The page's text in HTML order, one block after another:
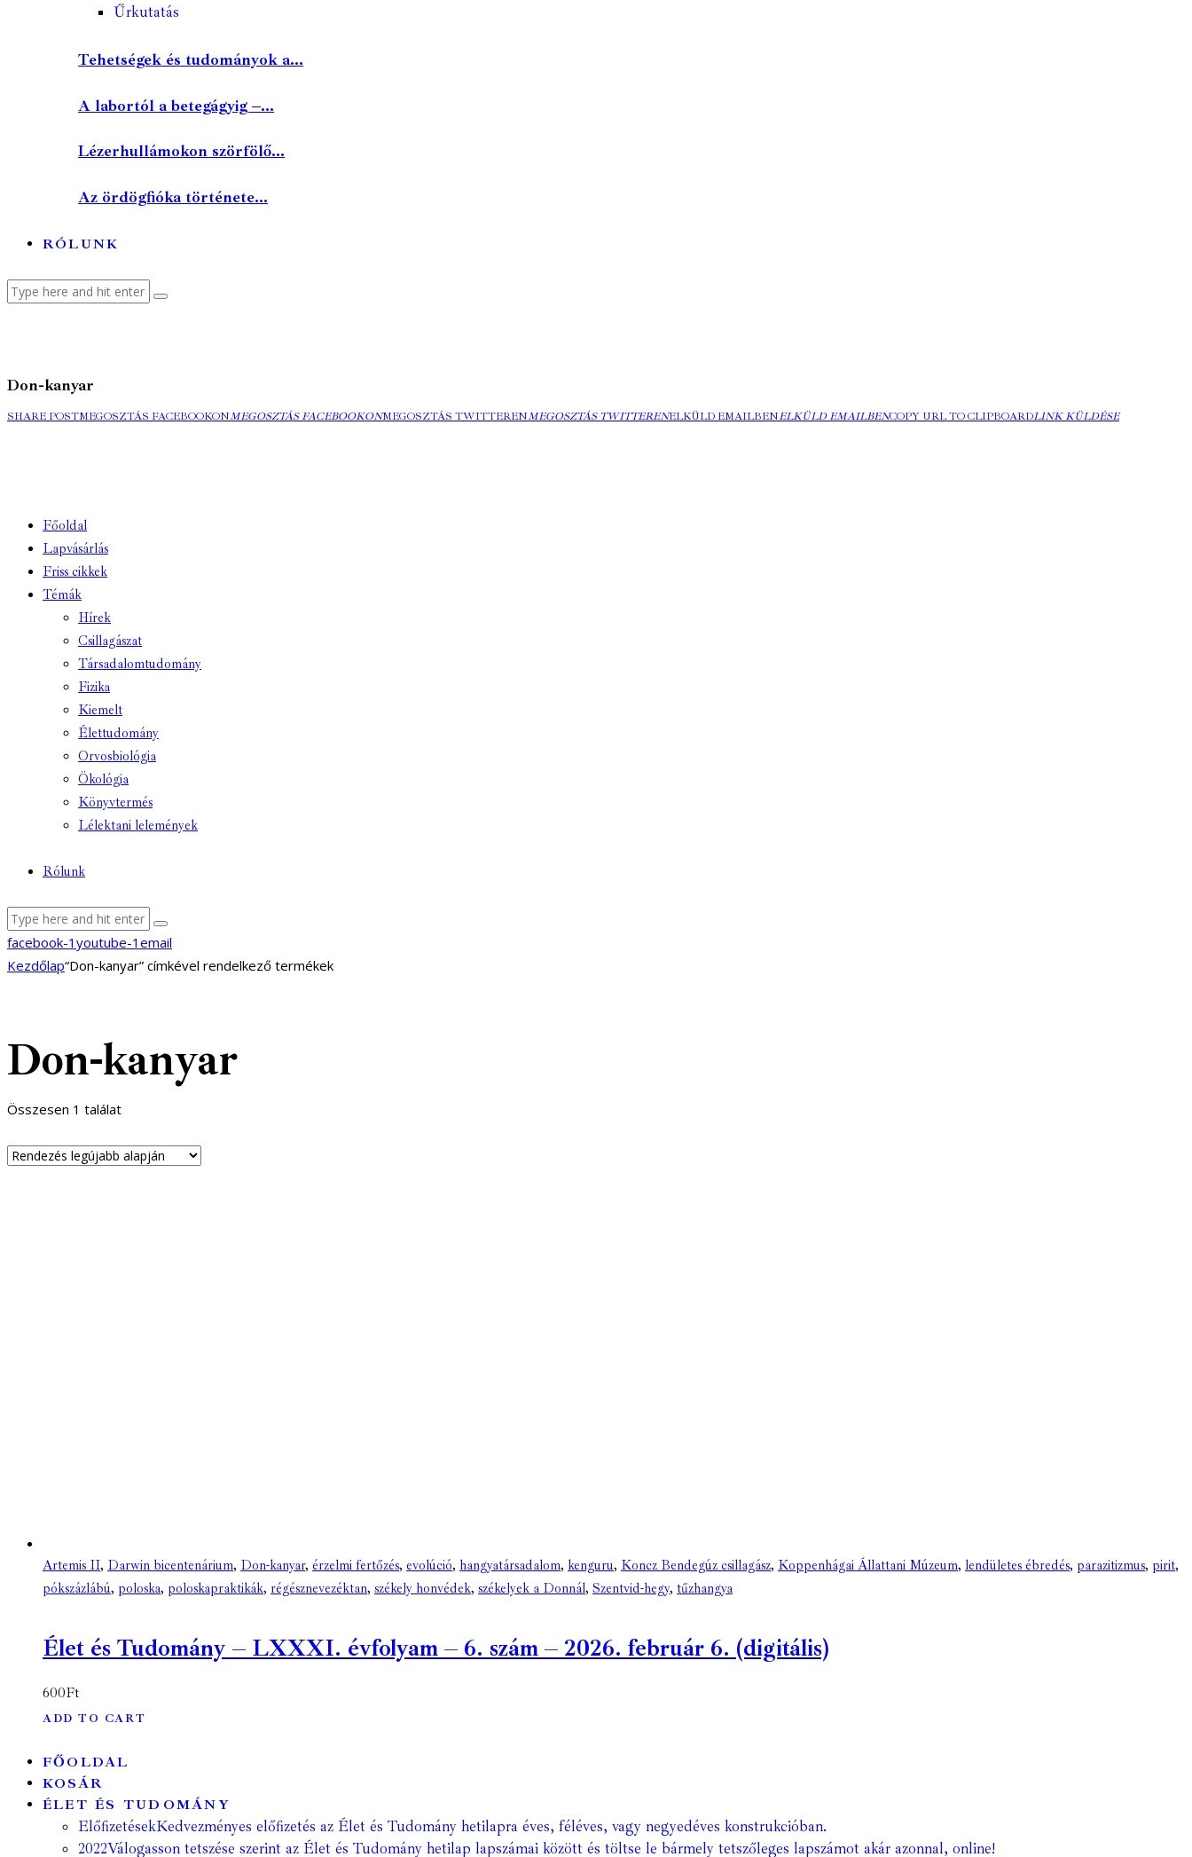
Űrkutatás
Tehetségek és tudományok a...
A labortól a betegágyig –...
Lézerhullámokon szörfölő...
Az ördögfióka története...
RÓLUNK
Don-kanyar
SHARE POSTMEGOSZTÁS FACEBOOKONMEGOSZTÁS FACEBOOKONMEGOSZTÁS TWITTERENMEGOSZTÁS TWITTERENELKÜLD EMAILBENELKÜLD EMAILBENCOPY URL TO CLIPBOARDLINK KÜLDÉSE
Főoldal
Lapvásárlás
Friss cikkek
Témák
Hírek
Csillagászat
Társadalomtudomány
Fizika
Kiemelt
Élettudomány
Orvosbiológia
Ökológia
Könyvtermés
Lélektani lelemények
Rólunk
facebook-1 youtube-1 email
Kezdőlap“Don-kanyar” címkével rendelkező termékek
Don-kanyar
Összesen 1 találat
Artemis II, Darwin bicentenárium, Don-kanyar, érzelmi fertőzés, evolúció, hangyatársadalom, kenguru, Koncz Bendegúz csillagász, Koppenhágai Állattani Múzeum, lendületes ébredés, parazitizmus, pirit,
pókszázlábú, poloska, poloskapraktikák, régésznevezéktan, székely honvédek, székelyek a Donnál, Szentvid-hegy, tűzhangya
Élet és Tudomány – LXXXI. évfolyam – 6. szám – 2026. február 6. (digitális)
600Ft
ADD TO CART
FŐOLDAL
KOSÁR
ÉLET ÉS TUDOMÁNY
ElőfizetésekKedvezményes előfizetés az Élet és Tudomány hetilapra éves, féléves, vagy negyedéves konstrukcióban.
2022Válogasson tetszése szerint az Élet és Tudomány hetilap lapszámai között és töltse le bármely tetszőleges lapszámot akár azonnal, online!